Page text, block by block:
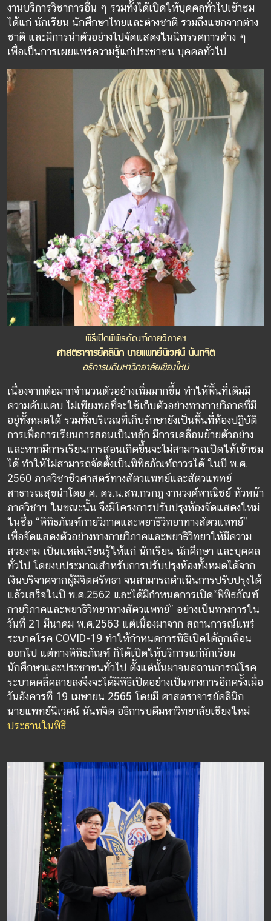
งานบริการวิชาการอื่น ๆ รวมทั้งได้เปิดให้บุคคลทั่วไปเข้าชม
ได้แก่ นักเรียน นักศึกษาไทยและต่างชาติ รวมถึงแขกจากต่าง
ชาติ และมีการนำตัวอย่างไปจัดแสดงในนิทรรศการต่าง ๆ
เพื่อเป็นการเผยแพร่ความรู้แก่ประชาชน บุคคลทั่วไป
พิธีเปิดพิพิธภัณฑ์กายวิภาคฯ
ศาสตราจารย์คลินิก นายแพทย์นิเวศน์ นันทจิต
อธิการบดีมหาวิทยาลัยเชียงใหม่
เนื่องจากต่อมากจำนวนตัวอย่างเพิ่มมากขึ้น ทำให้พื้นที่เดิมมี
ความคับแคบ ไม่เพียงพอที่จะใช้เก็บตัวอย่างทางกายวิภาคที่มี
อยู่ทั้งหมดได้ รวมทั้งบริเวณที่เก็บรักษายังเป็นพื้นที่ห้องปฏิบัติ
การเพื่อการเรียนการสอนเป็นหลัก มีการเคลื่อนย้ายตัวอย่าง
และหากมีการเรียนการสอนเกิดขึ้นจะไม่สามารถเปิดให้เข้าชม
ได้ ทำให้ไม่สามารถจัดตั้งเป็นพิพิธภัณฑ์ถาวรได้ ในปี พ.ศ.
2560 ภาควิชาชีวศาสตร์ทางสัตวแพทย์และสัตวแพทย์
สาธารณสุขนำโดย ศ. ดร.น.สพ.กรกฎ งานวงศ์พาณิชย์ หัวหน้า
ภาควิชาฯ ในขณะนั้น จึงมีโครงการปรับปรุงห้องจัดแสดงใหม่
ในชื่อ “พิพิธภัณฑ์กายวิภาคและพยาธิวิทยาทางสัตวแพทย์”
เพื่อจัดแสดงตัวอย่างทางกายวิภาคและพยาธิวิทยาให้มีความ
สวยงาม เป็นแหล่งเรียนรู้ให้แก่ นักเรียน นักศึกษา และบุคคล
ทั่วไป โดยงบประมาณสำหรับการปรับปรุงห้องทั้งหมดได้จาก
เงินบริจาคจากผู้มีจิตศรัทธา จนสามารถดำเนินการปรับปรุงได้
แล้วเสร็จในปี พ.ศ.2562 และได้มีกำหนดการเปิด“พิพิธภัณฑ์
กายวิภาคและพยาธิวิทยาทางสัตวแพทย์” อย่างเป็นทางการใน
วันที่ 21 มีนาคม พ.ศ.2563 แต่เนื่องมาจาก สถานการณ์แพร่
ระบาดโรค COVID-19 ทำให้กำหนดการพิธีเปิดได้ถูกเลื่อน
ออกไป แต่ทางพิพิธภัณฑ์ ก็ได้เปิดให้บริการแก่นักเรียน
นักศึกษาและประชาชนทั่วไป ตั้งแต่นั้นมาจนสถานการณ์โรค
ระบาดคลี่คลายลงจึงจะได้มีพิธีเปิดอย่างเป็นทางการอีกครั้งเมื่อ
วันอังคารที่ 19 เมษายน 2565 โดยมี ศาสตราจารย์คลินิก
นายแพทย์นิเวศน์ นันทจิต อธิการบดีมหาวิทยาลัยเชียงใหม่
ประธานในพิธี